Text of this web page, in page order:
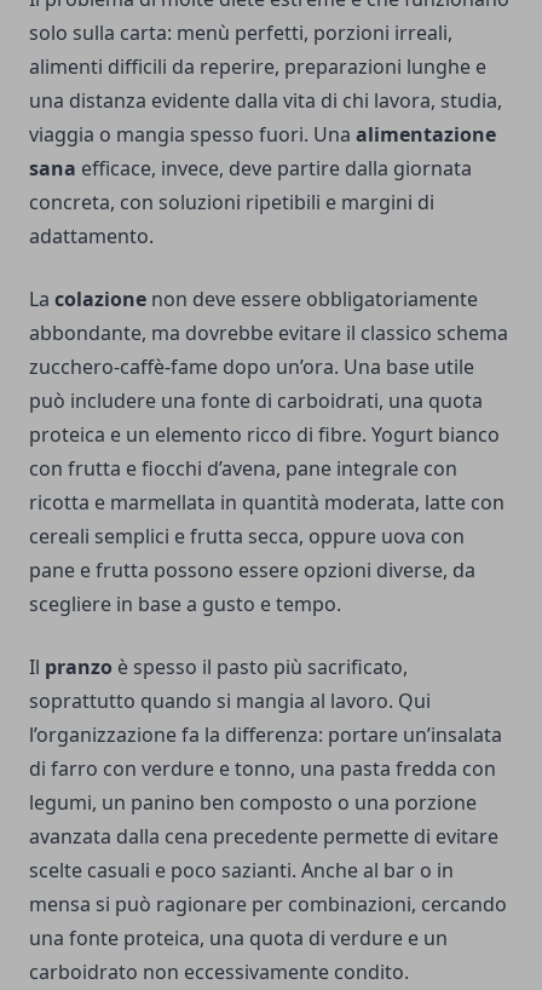
solo sulla carta: menù perfetti, porzioni irreali,
alimenti difficili da reperire, preparazioni lunghe e
una distanza evidente dalla vita di chi lavora, studia,
viaggia o mangia spesso fuori. Una alimentazione
sana efficace, invece, deve partire dalla giornata
concreta, con soluzioni ripetibili e margini di
adattamento.
La colazione non deve essere obbligatoriamente
abbondante, ma dovrebbe evitare il classico schema
zucchero-caffè-fame dopo un’ora. Una base utile
può includere una fonte di carboidrati, una quota
proteica e un elemento ricco di fibre. Yogurt bianco
con frutta e fiocchi d’avena, pane integrale con
ricotta e marmellata in quantità moderata, latte con
cereali semplici e frutta secca, oppure uova con
pane e frutta possono essere opzioni diverse, da
scegliere in base a gusto e tempo.
Il pranzo è spesso il pasto più sacrificato,
soprattutto quando si mangia al lavoro. Qui
l’organizzazione fa la differenza: portare un’insalata
di farro con verdure e tonno, una pasta fredda con
legumi, un panino ben composto o una porzione
avanzata dalla cena precedente permette di evitare
scelte casuali e poco sazianti. Anche al bar o in
mensa si può ragionare per combinazioni, cercando
una fonte proteica, una quota di verdure e un
carboidrato non eccessivamente condito.